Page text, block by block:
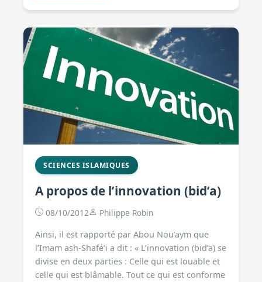
SCIENCES ISLAMIQUES
A propos de l’innovation (bid’a)
08/10/2012
Philippe Robin
Ainsi, il est rapporté par Abou Nou’aym que
l’Imam ash-Shafé’i a dit : « L’innovation (bid’a) se
divise en deux parties : Celle qui est louable et
celle qui est blâmable. Tout ce qui est conforme